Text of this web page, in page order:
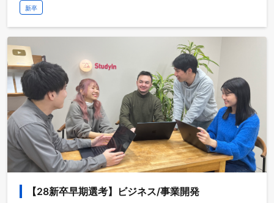
新卒
【28新卒早期選考】ビジネス/事業開発